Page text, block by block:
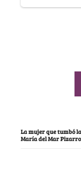
La mujer que tumbó
María del Mar